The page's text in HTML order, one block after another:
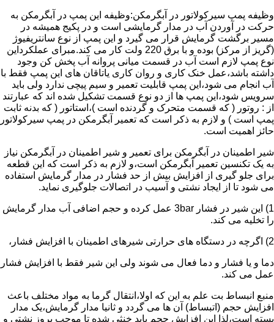
وظیفه پمپ سیرکولاتور در آبگرمکن:وظیفه این پمپ در آبگرمکن به
حرکت در آوردن آب در مدار گرمایشی است و در پکیج همیشه در
مسیر برگشت گرمایش قرار می گیرد و این پمپ از نوع سانتریفیوژ
(گریز از مرکز) بوده و با برق 220 ولت کار می کند.مبرای عملکرداین
نوع پمپ لازم است آب در قسمت میانی پروانه آب پخش کن وجود
داشته باشد،عمل خنک کاری و روان کاری یاتاقان های این پمپ فقط با
آب انجام می شود،این پمپ قابلیت تعمیر و سیم پیچی ندارد ولی باید
سرویس شود،این پمپ ها از دو نوع قسمت تشکیل شده اند که عبارتند
از : روتور ( که قسمت متحرک و گردنده است )،استاتور ( که بدنه ثابت
پمپ است ) و لازم به ذکر است که تعمیر آبگرمکن در پمپ سیرکولاتور
حائز اهمیت است.
شیر اطمینان در آبگرمکن برای تعمیر و شیر اطمینان در آبگرمکن نیاز
به یک تکنسین تعمیر آبگرمکن است،و لازم به ذکر است که این قطعه
برای جلو گیری از افزایش بیش از حد فشار در مدار گرمایش استفاده
می شود تا از ایجاد نشتی و آسیب در اتصالات جلوگیری نماید.
1) این شیر در فشار 3bar عمل کرده و حجم اضافی آب مدار گرمایش
را تخلیه می کند.
2) اگرچه در دستگاه های حرارتی شیرهای اطمینان با افزایش فشار،
دما و یا فشار و دما فعال می شوند ولی این شیر فقط با افزایش فشار
عمل می کند.
منبع انبساط بت علم به این که اولا،انتقال گرما به مواد مختلف باعث
افزایش حجم (اتبساط) آن ها می گردد و ثانیا مدار گرمایش،یک مدار
بسته است،لذا این افزایش حجم باید خنثی شده تا موجب بروز نشتی و